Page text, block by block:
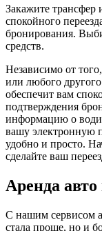
Закажите трансфер
спокойного
бронирования.
средств.
Независимо от
или любого
обеспечит вам
подтверждения
информацию о
вашу электронную
удобно и просто.
сделайте ваш
Аренда
С нашим сервисом
стала проще, но и